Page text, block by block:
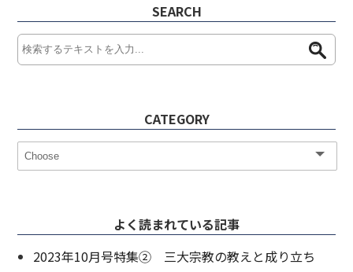
SEARCH
CATEGORY
よく読まれている記事
2023年10月号特集② 三大宗教の教えと成り立ち